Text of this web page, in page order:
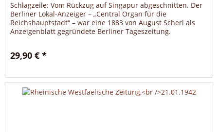
Schlagzeile: Vom Rückzug auf Singapur abgeschnitten. Der
Berliner Lokal-Anzeiger – „Central Organ für die
Reichshauptstadt“ – war eine 1883 von August Scherl als
Anzeigenblatt gegründete Berliner Tageszeitung.
29,90 € *